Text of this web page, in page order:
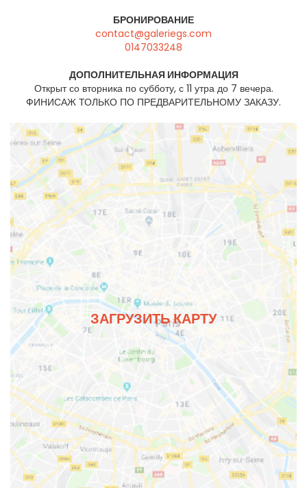
БРОНИРОВАНИЕ
contact@galeriegs.com
0147033248
ДОПОЛНИТЕЛЬНАЯ ИНФОРМАЦИЯ
Открыт со вторника по субботу, с 11 утра до 7 вечера.
ФИНИСАЖ ТОЛЬКО ПО ПРЕДВАРИТЕЛЬНОМУ ЗАКАЗУ.
ЗАГРУЗИТЬ КАРТУ